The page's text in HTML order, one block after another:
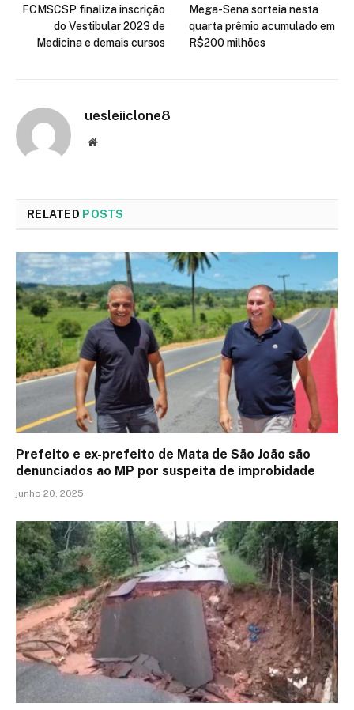
FCMSCSP finaliza inscrição
do Vestibular 2023 de
Medicina e demais cursos
Mega-Sena sorteia nesta
quarta prêmio acumulado em
R$200 milhões
uesleiiclone8
Website
RELATED POSTS
Prefeito e ex-prefeito de Mata de São João são
denunciados ao MP por suspeita de improbidade
junho 20, 2025